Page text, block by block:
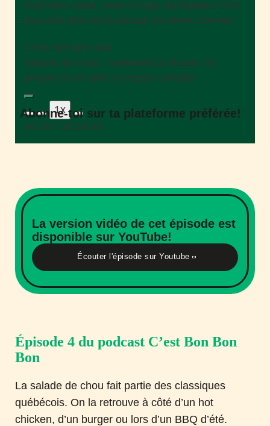
C'est bon bon bon
Salade de chou : comment la réussir, la
pimper et en faire un repas complet
Episode
1x
00:00 / 00:16:03
Abonne-toi sur ta plateforme préférée!
La version vidéo de cet épisode est
disponible sur YouTube!
Écouter l'épisode sur Youtube
Épisode 4 du podcast C’est Bon Bon
Bon
La salade de chou fait partie des classiques
québécois. On la retrouve à côté d’un hot
chicken, d’un burger ou lors d’un BBQ d’été.